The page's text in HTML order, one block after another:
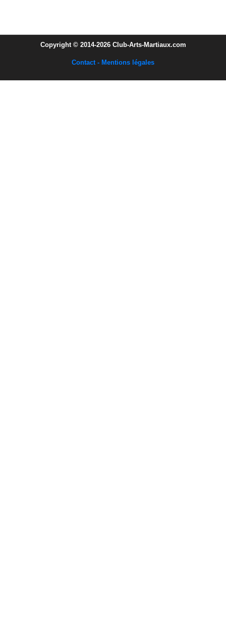
Copyright © 2014-2026 Club-Arts-Martiaux.com
Contact - Mentions légales